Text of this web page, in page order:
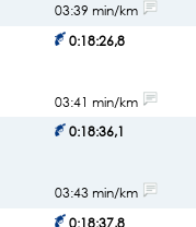
03:39 min/km
0:18:26,8
03:41 min/km
0:18:36,1
03:43 min/km
0:18:37,8